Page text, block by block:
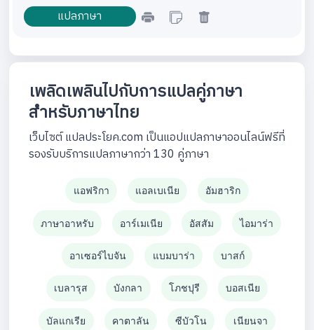
เพลิดเพลินไปกับการแปลคู่ภาษา
สำหรับภาษาไทย
เว็บไซต์ แปลประโยค.com เป็นแอปแปลภาษาออนไลน์ฟรีที่
รองรับบริการแปลภาษากว่า 130 คู่ภาษา
แอฟริกา แอลเบเนีย อัมฮาริก
ภาษาอาหรับ อาร์เมเนีย อัสสัม ไอมาร่า
อาเซอร์ไบจัน แบมบาร่า บาสก์
เบลารุส บังกลา โภชปุรี บอสเนีย
บัลแกเรีย คาตาลัน ซีบัวโน เนียนจา